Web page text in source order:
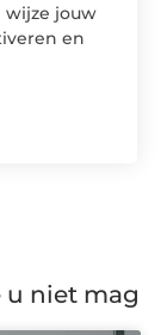
wijze jouw
en
u niet mag